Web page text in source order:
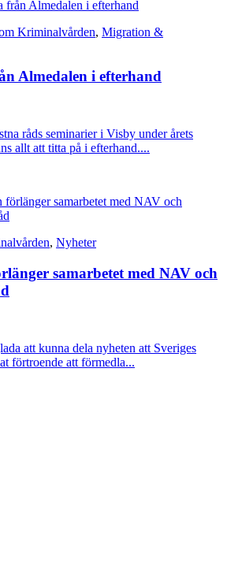
Kriminalvården, Migration &
Almedalen i efterhand
råds seminarier i Visby under årets
allt att titta på i efterhand....
, Nyheter
samarbetet med NAV och
att kunna dela nyheten att Sveriges
förtroende att förmedla...